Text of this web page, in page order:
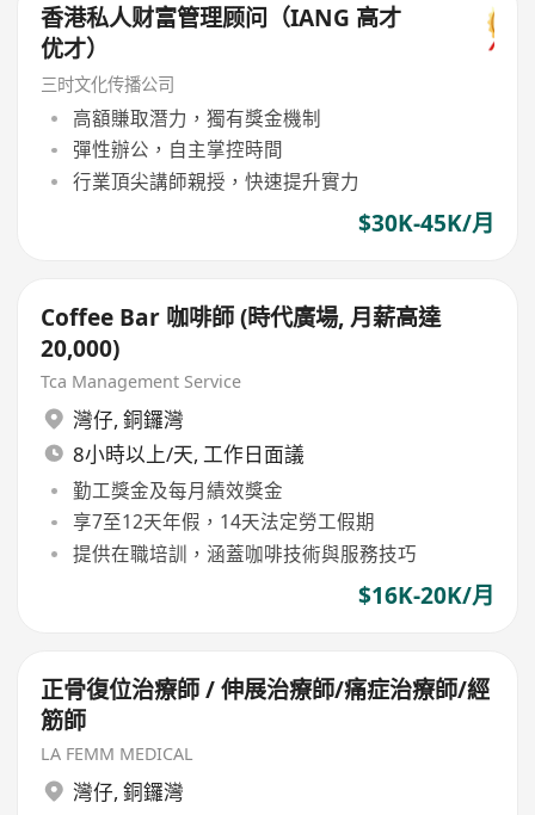
香港私人财富管理顾问（IANG 高才
优才）
三时文化传播公司
高額賺取潛力，獨有獎金機制
彈性辦公，自主掌控時間
行業頂尖講師親授，快速提升實力
$30K-45K/月
Coffee Bar 咖啡師 (時代廣場, 月薪高達
20,000)
Tca Management Service
灣仔, 銅鑼灣
8小時以上/天, 工作日面議
勤工獎金及每月績效獎金
享7至12天年假，14天法定勞工假期
提供在職培訓，涵蓋咖啡技術與服務技巧
$16K-20K/月
正骨復位治療師 / 伸展治療師/痛症治療師/經
筋師
LA FEMM MEDICAL
灣仔, 銅鑼灣